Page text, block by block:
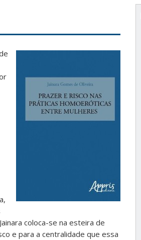
coloca-se na esteira de
e para a centralidade que essa